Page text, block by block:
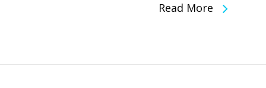
Read More